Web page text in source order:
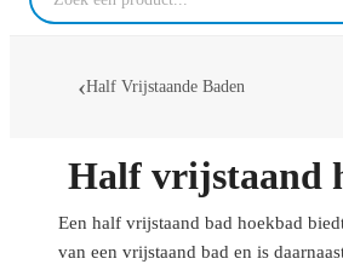
Half Vrijstaande Baden
Half vrijstaand
Een half vrijstaand bad hoekbad
van een vrijstaand bad en is